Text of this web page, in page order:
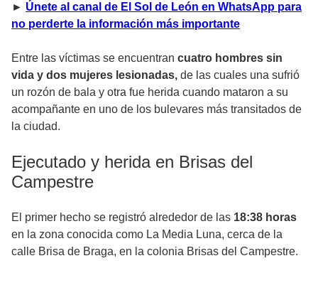
► Únete al canal de El Sol de León en WhatsApp para
no perderte la información más importante
Entre las víctimas se encuentran cuatro hombres sin
vida y dos mujeres lesionadas, de las cuales una sufrió
un rozón de bala y otra fue herida cuando mataron a su
acompañante en uno de los bulevares más transitados de
la ciudad.
Ejecutado y herida en Brisas del
Campestre
El primer hecho se registró alrededor de las 18:38 horas
en la zona conocida como La Media Luna, cerca de la
calle Brisa de Braga, en la colonia Brisas del Campestre.